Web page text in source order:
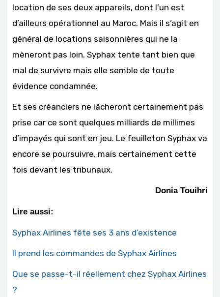
location de ses deux appareils, dont l’un est
d’ailleurs opérationnel au Maroc. Mais il s’agit en
général de locations saisonnières qui ne la
mèneront pas loin. Syphax tente tant bien que
mal de survivre mais elle semble de toute
évidence condamnée.
Et ses créanciers ne lâcheront certainement pas
prise car ce sont quelques milliards de millimes
d’impayés qui sont en jeu. Le feuilleton Syphax va
encore se poursuivre, mais certainement cette
fois devant les tribunaux.
Donia Touihri
Lire aussi:
Syphax Airlines fête ses 3 ans d’existence
Il prend les commandes de Syphax Airlines
Que se passe-t-il réellement chez Syphax Airlines
?